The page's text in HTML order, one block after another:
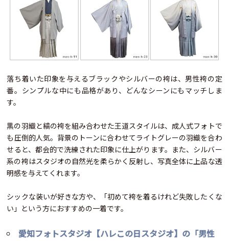
落ち着いた印象を与えるブラックやシルバーの袴は、男性袴の定
番。シンプルな中にも品格があり、どんなシーンにもマッチしま
す。
黒の羽織と縞の袴を組み合わせた王道スタイルは、成人式フォトで
も圧倒的人気。背景のトーンに合わせてライトグレーの羽織を合わ
せると、都会的で洗練された印象に仕上がります。また、シルバー
系の袴はスタジオの自然光を柔らかく反射し、写真全体に上品な透
明感を与えてくれます。
シックな装いが好きな方や、「初めて袴を着るけれど失敗したくな
い」という方におすすめの一着です。
愛知フォトスタジオ【ハレこの日スタジオ】の「男性